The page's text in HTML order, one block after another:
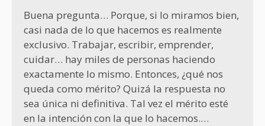
Buena pregunta… Porque, si lo miramos bien,
casi nada de lo que hacemos es realmente
exclusivo. Trabajar, escribir, emprender,
cuidar… hay miles de personas haciendo
exactamente lo mismo. Entonces, ¿qué nos
queda como mérito? Quizá la respuesta no
sea única ni definitiva. Tal vez el mérito esté
en la intención con la que lo hacemos.…